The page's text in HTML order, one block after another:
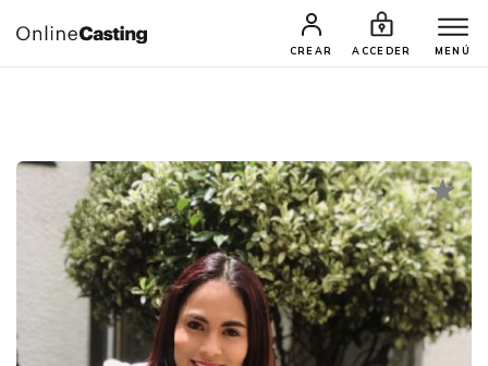
CREAR ACCEDER MENÚ
CASTINGS Y AUDICIONES TALENTOS